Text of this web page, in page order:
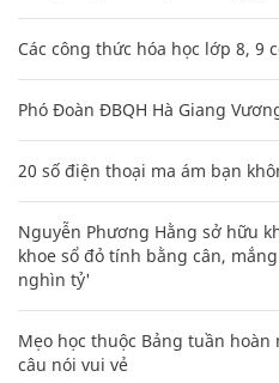
Các công thức hóa học lớp 8, 9
Phó Đoàn ĐBQH Hà Giang
20 số điện thoại ma ám bạn
Nguyễn Phương Hằng sở hữu
khoe sổ đỏ tính bằng cân,
nghìn tỷ'
Mẹo học thuộc Bảng tuần
câu nói vui vẻ